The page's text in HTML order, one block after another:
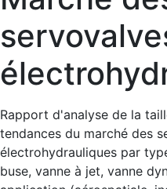
Rapport d'analyse de la
tendances du marché des
électrohydrauliques par
buse, vanne à jet, vanne